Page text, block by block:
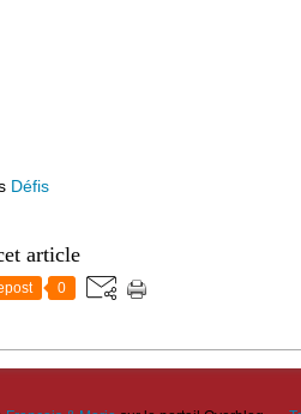
Défis
article
0